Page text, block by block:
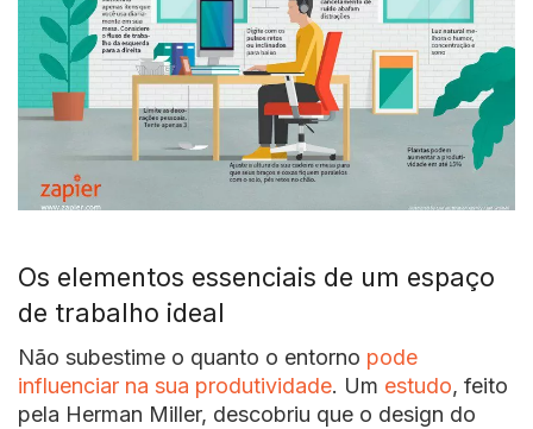
Os elementos essenciais de um espaço
de trabalho ideal
Não subestime o quanto o entorno pode
influenciar na sua produtividade. Um estudo, feito
pela Herman Miller, descobriu que o design do